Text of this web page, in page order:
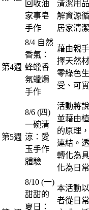
回收油
家事皂
手作
清潔用
解資源
居家清
第4週
8/4 自然
香氣：
蜂蠟香
氛蠟燭
手作
藉由親
擇天然
零綠色
受、可
第5週
8/6 (四)
一碗清
涼：愛
玉手作
體驗
活動將
並藉由
的原理
連結。
轉化為
化為日
8/10 (一)
甜甜的
夏日：
本活動
者從日